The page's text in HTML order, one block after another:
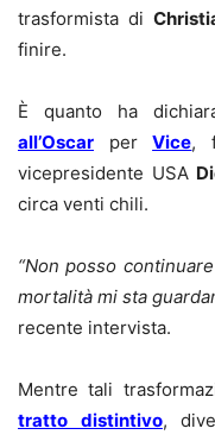
trasformista di
finire.
È quanto ha
all’Oscar perVice,
vicepresidente USA
circa venti chili.
“Non posso
mortalità mi sta
recente intervista.
Mentre tali
tratto distintivo,